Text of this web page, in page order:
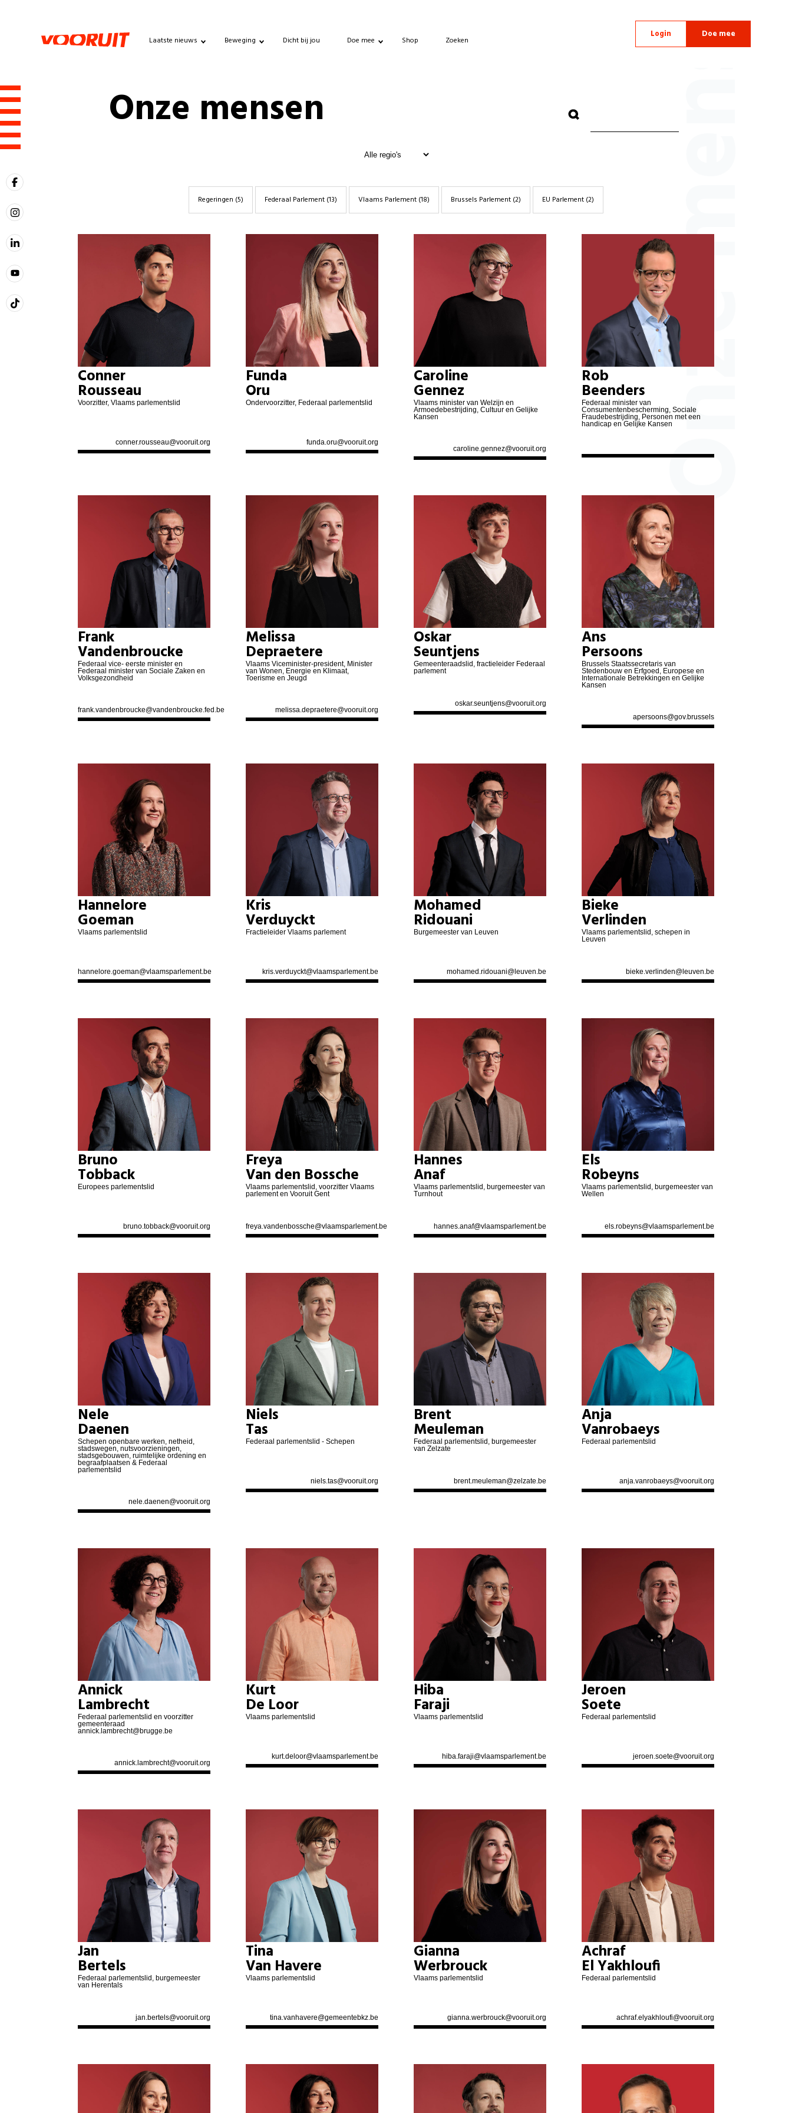
Laatste nieuws Beweging Dicht bij jou Doe mee Shop Zoeken
Login Doe mee
Onze mensen
Onze mensen
Caroline Gennez
Rob Beenders
Frank Vandenbroucke
Melissa Depraetere
Oskar Seuntjens
Ans Persoons
Hannelore Goeman
Mohamed Ridouani
Bieke Verlinden
Bruno Tobback
Freya Van Den Bossche
Hannes Anaf
Els Robeyns
Niels Tas
Brent Meuleman
Anja Vanrobaeys
Annick Lambrecht
Kurt De Loor
Hiba Faraji
Jeroen Soete
Gianna Werbrouck
Achraf El Yakhloufi
Stephanie Vanden Eede
Fatima Lamarti
Regeringen (5) Federaal Parlement (13) Vlaams Parlement (18) Brussels Parlement (2) EU Parlement (2)
Conner
Rousseau
Voorzitter, Vlaams parlementslid
conner.rousseau@vooruit.org
Funda
Oru
Ondervoorzitter, Federaal parlementslid
funda.oru@vooruit.org
Caroline
Gennez
Vlaams minister van Welzijn en
Armoedebestrijding, Cultuur en Gelijke
Kansen
caroline.gennez@vooruit.org
Rob
Beenders
Federaal minister van
Consumentenbescherming, Sociale
Fraudebestrijding, Personen met een
handicap en Gelijke Kansen
Frank
Vandenbroucke
Federaal vice- eerste minister en
Federaal minister van Sociale Zaken en
Volksgezondheid
frank.vandenbroucke@vandenbroucke.fed.be
Melissa
Depraetere
Vlaams Viceminister-president, Minister
van Wonen, Energie en Klimaat,
Toerisme en Jeugd
melissa.depraetere@vooruit.org
Oskar
Seuntjens
Gemeenteraadslid, fractieleider Federaal
parlement
oskar.seuntjens@vooruit.org
Ans
Persoons
Brussels Staatssecretaris van
Stedenbouw en Erfgoed, Europese en
Internationale Betrekkingen en Gelijke
Kansen
apersoons@gov.brussels
Hannelore
Goeman
Vlaams parlementslid
hannelore.goeman@vlaamsparlement.be
Kris
Verduyckt
Fractieleider Vlaams parlement
kris.verduyckt@vlaamsparlement.be
Mohamed
Ridouani
Burgemeester van Leuven
mohamed.ridouani@leuven.be
Bieke
Verlinden
Vlaams parlementslid, schepen in
Leuven
bieke.verlinden@leuven.be
Bruno
Tobback
Europees parlementslid
bruno.tobback@vooruit.org
Freya
Van den Bossche
Vlaams parlementslid, voorzitter Vlaams
parlement en Vooruit Gent
freya.vandenbossche@vlaamsparlement.be
Hannes
Anaf
Vlaams parlementslid, burgemeester van
Turnhout
hannes.anaf@vlaamsparlement.be
Els
Robeyns
Vlaams parlementslid, burgemeester van
Wellen
els.robeyns@vlaamsparlement.be
Nele
Daenen
Schepen openbare werken, netheid,
stadswegen, nutsvoorzieningen,
stadsgebouwen, ruimtelijke ordening en
begraafplaatsen & Federaal
parlementslid
nele.daenen@vooruit.org
Niels
Tas
Federaal parlementslid - Schepen
niels.tas@vooruit.org
Brent
Meuleman
Federaal parlementslid, burgemeester
van Zelzate
brent.meuleman@zelzate.be
Anja
Vanrobaeys
Federaal parlementslid
anja.vanrobaeys@vooruit.org
Annick
Lambrecht
Federaal parlementslid en voorzitter
gemeenteraad
annick.lambrecht@brugge.be
annick.lambrecht@vooruit.org
Kurt
De Loor
Vlaams parlementslid
kurt.deloor@vlaamsparlement.be
Hiba
Faraji
Vlaams parlementslid
hiba.faraji@vlaamsparlement.be
Jeroen
Soete
Federaal parlementslid
jeroen.soete@vooruit.org
Jan
Bertels
Federaal parlementslid, burgemeester
van Herentals
jan.bertels@vooruit.org
Tina
Van Havere
Vlaams parlementslid
tina.vanhavere@gemeentebkz.be
Gianna
Werbrouck
Vlaams parlementslid
gianna.werbrouck@vooruit.org
Achraf
El Yakhloufi
Federaal parlementslid
achraf.elyakhloufi@vooruit.org